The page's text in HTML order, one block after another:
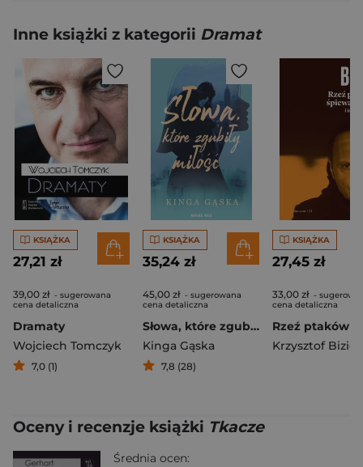
Inne książki z kategorii Dramat
KSIĄŻKA
27,21 zł
39,00 zł - sugerowana
cena detaliczna
Dramaty
Wojciech Tomczyk
7,0 (1)
KSIĄŻKA
35,24 zł
45,00 zł - sugerowana
cena detaliczna
Słowa, które zgubiły miłość
Kinga Gąska
7,8 (28)
KSIĄŻKA
27,45 zł
33,00 zł -
cena detaliczna
Krzysztof Bizio
Oceny i recenzje książki Tkacze
Średnia ocen: